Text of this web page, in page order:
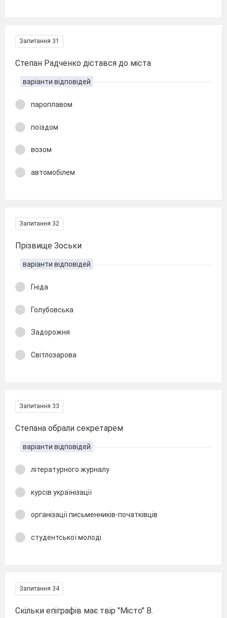
Запитання 31
Степан Радченко дістався до міста
варіанти відповідей
пароплавом
поїздом
возом
автомобілем
Запитання 32
Прізвище Зоськи
варіанти відповідей
Гніда
Голубовська
Задорожня
Світлозарова
Запитання 33
Степана обрали секретарем
варіанти відповідей
літературного журналу
курсів українізації
організації письменників-початківців
студентської молоді
Запитання 34
Скільки епіграфів має твір "Місто" В.